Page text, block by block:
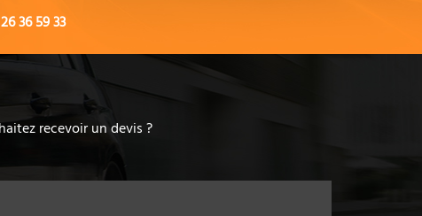
36 59 33
recevoir un devis ?